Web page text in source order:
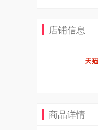
店铺信息
商品详情